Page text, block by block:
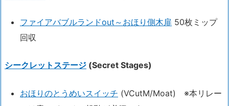
ファイアバブルランドout～おほり側木扉 50枚ミップ
回収
シークレットステージ (Secret Stages)
おほりのとうめいスイッチ (VCutM/Moat) ※本リレー